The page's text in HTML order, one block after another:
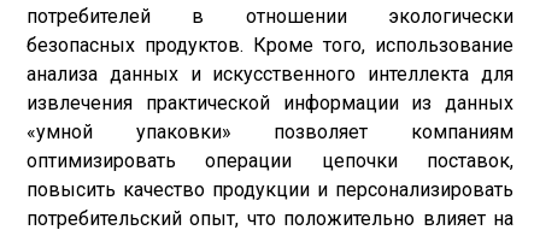
потребителей в отношении экологически
безопасных продуктов. Кроме того, использование
анализа данных и искусственного интеллекта для
извлечения практической информации из данных
«умной упаковки» позволяет компаниям
оптимизировать операции цепочки поставок,
повысить качество продукции и персонализировать
потребительский опыт, что положительно влияет на